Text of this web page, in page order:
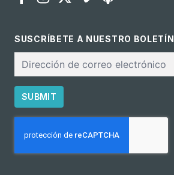
SUSCRÍBETE A NUESTRO BOLETÍN
electrónico
SUBMIT